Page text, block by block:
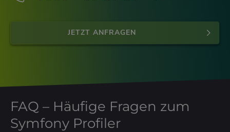
JETZT ANFRAGEN
FAQ – Häufige Fragen zum
Symfony Profiler